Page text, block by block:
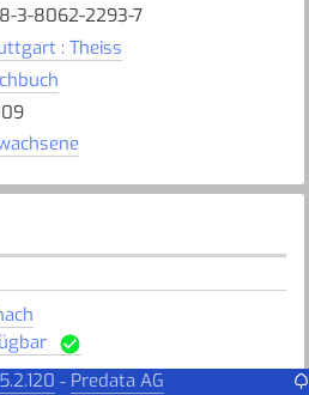
3-8062-2293-7
: Theiss
- Predata AG